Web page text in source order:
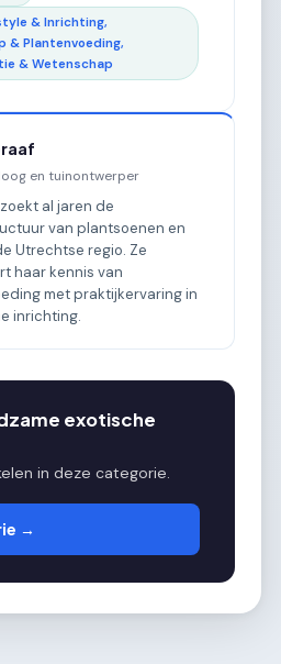
& Inrichting,
& Plantenvoeding,
& Wetenschap
en tuinontwerper
al jaren de
van plantsoenen en
Utrechtse regio. Ze
haar kennis van
met praktijkervaring in
inrichting.
exotische
in deze categorie.
→